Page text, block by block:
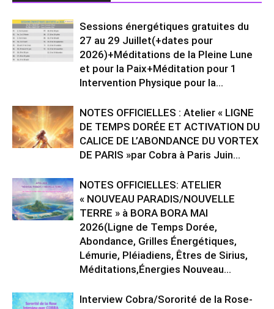
Sessions énergétiques gratuites du
27 au 29 Juillet(+dates pour
2026)+Méditations de la Pleine Lune
et pour la Paix+Méditation pour 1
Intervention Physique pour la...
NOTES OFFICIELLES : Atelier « LIGNE
DE TEMPS DORÉE ET ACTIVATION DU
CALICE DE L’ABONDANCE DU VORTEX
DE PARIS »par Cobra à Paris Juin...
NOTES OFFICIELLES: ATELIER
« NOUVEAU PARADIS/NOUVELLE
TERRE » à BORA BORA MAI
2026(Ligne de Temps Dorée,
Abondance, Grilles Énergétiques,
Lémurie, Pléiadiens, Êtres de Sirius,
Méditations,Énergies Nouveau...
Interview Cobra/Sororité de la Rose-